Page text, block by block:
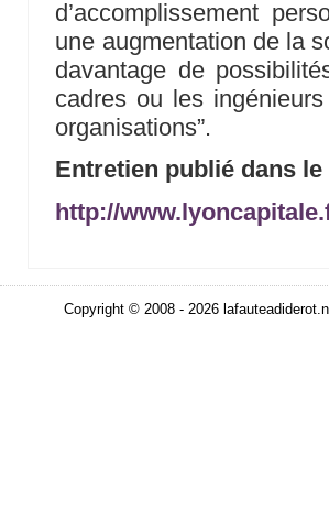
d’accomplissement
une augmentation de la
davantage de
cadres ou les
organisations”.
Entretien publié dans
http://
Copyright © 2008 - 2026